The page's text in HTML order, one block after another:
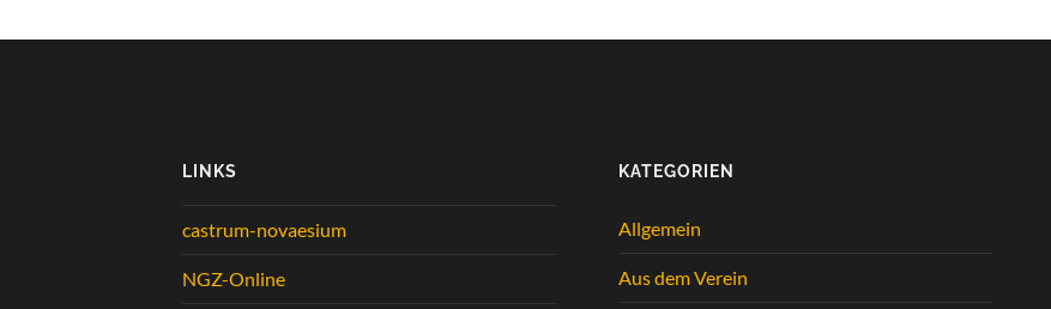
LINKS
castrum-novaesium
NGZ-Online
KATEGORIEN
Allgemein
Aus dem Verein